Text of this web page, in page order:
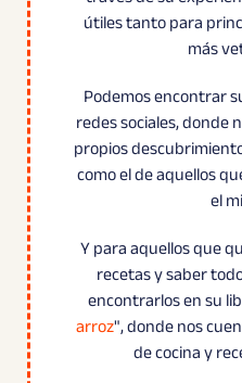
útiles tanto para
más
Podemos encontrar
redes sociales, donde
propios
como el de aquellos
el
Y para aquellos que
recetas y saber
encontrarlos en su
arroz", donde nos
de cocina y